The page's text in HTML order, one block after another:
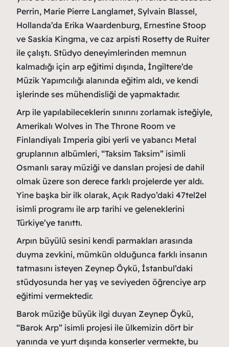
Perrin, Marie Pierre Langlamet, Sylvain Blassel,
Hollanda’da Erika Waardenburg, Ernestine Stoop
ve Saskia Kingma, ve caz arpisti Rosetty de Ruiter
ile çalıştı. Stüdyo deneyimlerinden memnun
kalmadığı için arp eğitimi dışında, İngiltere’de
Müzik Yapımcılığı alanında eğitim aldı, ve kendi
işlerinde ses mühendisliği de yapmaktadır.
Arp ile yapılabileceklerin sınırını zorlamak isteğiyle,
Amerikalı Wolves in The Throne Room ve
Finlandiyalı Imperia gibi yerli ve yabancı Metal
gruplarının albümleri, “Taksim Taksim” isimli
Osmanlı saray müziği ve dansları projesi de dahil
olmak üzere son derece farklı projelerde yer aldı.
Yine başka bir ilk olarak, Açık Radyo’daki 47tel2el
isimli programı ile arp tarihi ve geleneklerini
Türkiye’ye tanıttı.
Arpın büyülü sesini kendi parmakları arasında
duyma zevkini, mümkün olduğunca farklı insanın
tatmasını isteyen Zeynep Öykü, İstanbul’daki
stüdyosunda her yaş ve seviyeden öğrenciye arp
eğitimi vermektedir.
Barok müziğe büyük ilgi duyan Zeynep Öykü,
“Barok Arp” isimli projesi ile ülkemizin dört bir
yanında ve yurt dışında konserler vermekte, bu